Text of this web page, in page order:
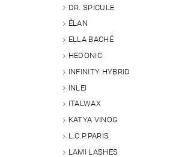
DR. SPICULE
ÉLAN
ELLA BACHÉ
HEDONIC
INFINITY HYBRID
INLEI
ITALWAX
KATYA VINOG
L.C.P.PARIS
LAMI LASHES